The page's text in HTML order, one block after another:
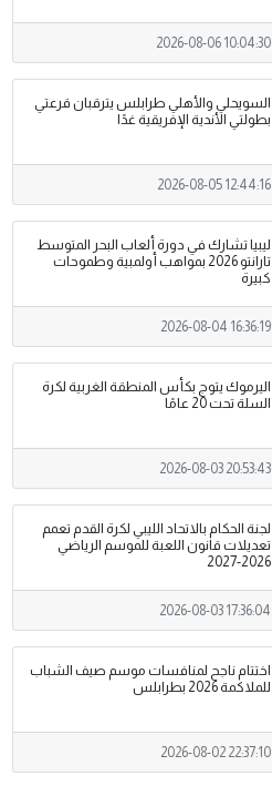
2026-08-06 10:04:30
السويحلي والأهلي طرابلس يترقبان قرعتي
بطولتي الأندية الإفريقية غدًا
2026-08-05 12:44:16
ليبيا تشارك في دورة ألعاب البحر المتوسط
تارانتو 2026 بمواهب أولمبية وطموحات
كبيرة
2026-08-04 16:36:19
اليرموك يتوج بكأس المنطقة الغربية لكرة
السلة تحت 20 عامًا
2026-08-03 20:53:43
لجنة الحكام بالاتحاد الليبي لكرة القدم تعمم
تعديلات قانون اللعبة للموسم الرياضي
2026-2027
2026-08-03 17:36:04
اختتام ناجح لمنافسات موسم صيف الشباب
للملاكمة 2026 بطرابلس
2026-08-02 22:37:10